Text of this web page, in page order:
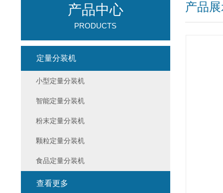
产品
产品中心
PRODUCTS
定量分装机
小型定量分装机
智能定量分装机
粉末定量分装机
颗粒定量分装机
食品定量分装机
查看更多